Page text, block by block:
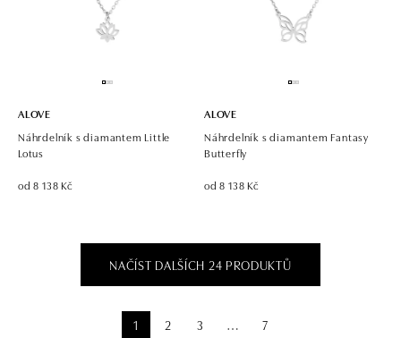
ALOVE
Náhrdelník s diamantem Little
Lotus
od 8 138 Kč
ALOVE
Náhrdelník s diamantem Fantasy
Butterfly
od 8 138 Kč
NAČÍST DALŠÍCH 24 PRODUKTŮ
1 2 3 ⋯ 7